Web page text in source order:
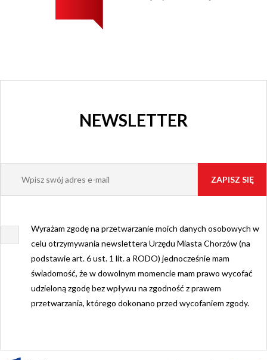
NEWSLETTER
Wyrażam zgodę na przetwarzanie moich danych osobowych w
celu otrzymywania newslettera Urzędu Miasta Chorzów (na
podstawie art. 6 ust. 1 lit. a RODO) jednocześnie mam
świadomość, że w dowolnym momencie mam prawo wycofać
udzieloną zgodę bez wpływu na zgodność z prawem
przetwarzania, którego dokonano przed wycofaniem zgody.